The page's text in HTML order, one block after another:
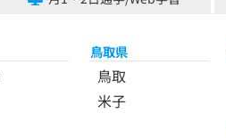
鳥取県
鳥取
米子